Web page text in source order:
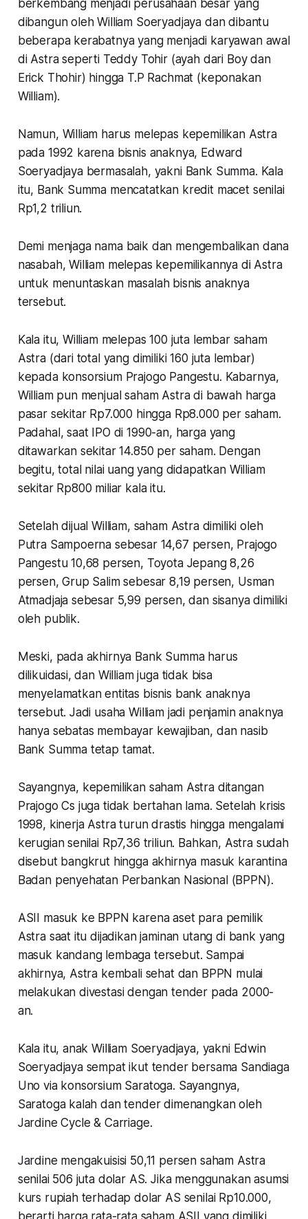
berkembang menjadi perusahaan besar yang
dibangun oleh William Soeryadjaya dan dibantu
beberapa kerabatnya yang menjadi karyawan awal
di Astra seperti Teddy Tohir (ayah dari Boy dan
Erick Thohir) hingga T.P Rachmat (keponakan
William).
Namun, William harus melepas kepemilikan Astra
pada 1992 karena bisnis anaknya, Edward
Soeryadjaya bermasalah, yakni Bank Summa. Kala
itu, Bank Summa mencatatkan kredit macet senilai
Rp1,2 triliun.
Demi menjaga nama baik dan mengembalikan dana
nasabah, William melepas kepemilikannya di Astra
untuk menuntaskan masalah bisnis anaknya
tersebut.
Kala itu, William melepas 100 juta lembar saham
Astra (dari total yang dimiliki 160 juta lembar)
kepada konsorsium Prajogo Pangestu. Kabarnya,
William pun menjual saham Astra di bawah harga
pasar sekitar Rp7.000 hingga Rp8.000 per saham.
Padahal, saat IPO di 1990-an, harga yang
ditawarkan sekitar 14.850 per saham. Dengan
begitu, total nilai uang yang didapatkan William
sekitar Rp800 miliar kala itu.
Setelah dijual William, saham Astra dimiliki oleh
Putra Sampoerna sebesar 14,67 persen, Prajogo
Pangestu 10,68 persen, Toyota Jepang 8,26
persen, Grup Salim sebesar 8,19 persen, Usman
Atmadjaja sebesar 5,99 persen, dan sisanya dimiliki
oleh publik.
Meski, pada akhirnya Bank Summa harus
dilikuidasi, dan William juga tidak bisa
menyelamatkan entitas bisnis bank anaknya
tersebut. Jadi usaha William jadi penjamin anaknya
hanya sebatas membayar kewajiban, dan nasib
Bank Summa tetap tamat.
Sayangnya, kepemilikan saham Astra ditangan
Prajogo Cs juga tidak bertahan lama. Setelah krisis
1998, kinerja Astra turun drastis hingga mengalami
kerugian senilai Rp7,36 triliun. Bahkan, Astra sudah
disebut bangkrut hingga akhirnya masuk karantina
Badan penyehatan Perbankan Nasional (BPPN).
ASII masuk ke BPPN karena aset para pemilik
Astra saat itu dijadikan jaminan utang di bank yang
masuk kandang lembaga tersebut. Sampai
akhirnya, Astra kembali sehat dan BPPN mulai
melakukan divestasi dengan tender pada 2000-
an.
Kala itu, anak William Soeryadjaya, yakni Edwin
Soeryadjaya sempat ikut tender bersama Sandiaga
Uno via konsorsium Saratoga. Sayangnya,
Saratoga kalah dan tender dimenangkan oleh
Jardine Cycle & Carriage.
Jardine mengakuisisi 50,11 persen saham Astra
senilai 506 juta dolar AS. Jika menggunakan asumsi
kurs rupiah terhadap dolar AS senilai Rp10.000,